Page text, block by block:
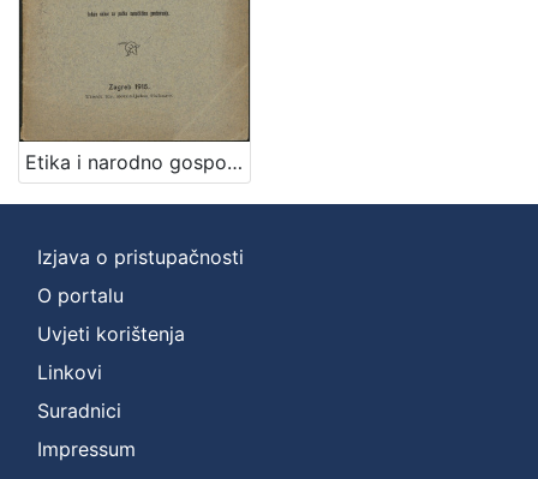
Etika i narodno gospodarstvo / predavao 14. svibnja 1915. Albert Bazala
Izjava o pristupačnosti
O portalu
Uvjeti korištenja
Linkovi
Suradnici
Impressum